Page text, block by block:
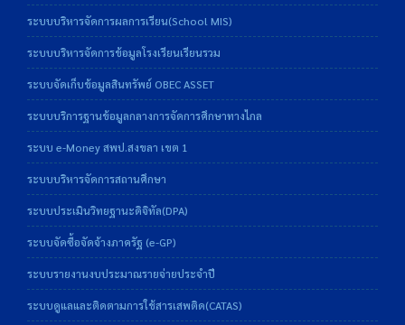
ระบบบริหารจัดการผลการเรียน(School MIS)
ระบบบริหารจัดการข้อมูลโรงเรียนเรียนรวม
ระบบจัดเก็บข้อมูลสินทรัพย์ OBEC ASSET
ระบบบริการฐานข้อมูลกลางการจัดการศึกษาทางไกล
ระบบ e-Money สพป.สงขลา เขต 1
ระบบบริหารจัดการสถานศึกษา
ระบบประเมินวิทยฐานะดิจิทัล(DPA)
ระบบจัดซื้อจัดจ้างภาครัฐ (e-GP)
ระบบรายงานงบประมาณรายจ่ายประจำปี
ระบบดูแลและติดตามการใช้สารเสพติด(CATAS)